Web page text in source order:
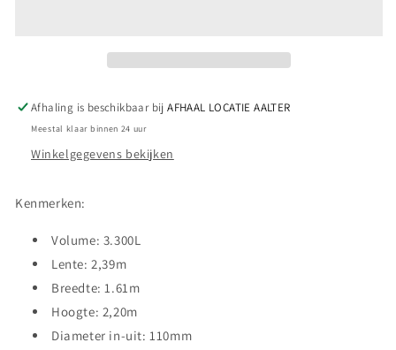
Afhaling is beschikbaar bijAFHAAL LOCATIE AALTER
Meestal klaar binnen 24 uur
Winkelgegevens bekijken
Kenmerken:
Volume: 3.300L
Lente: 2,39m
Breedte: 1.61m
Hoogte: 2,20m
Diameter in-uit: 110mm